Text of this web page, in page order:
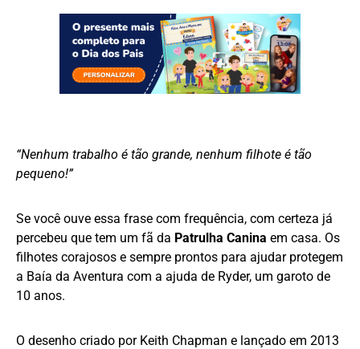
“Nenhum trabalho é tão grande, nenhum filhote é tão
pequeno!”
Se você ouve essa frase com frequência, com certeza já
percebeu que tem um fã da Patrulha Canina em casa. Os
filhotes corajosos e sempre prontos para ajudar protegem
a Baía da Aventura com a ajuda de Ryder, um garoto de
10 anos.
O desenho criado por Keith Chapman e lançado em 2013